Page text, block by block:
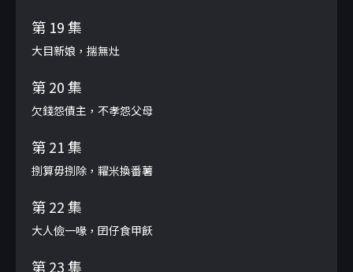
第 19 集
大目新娘，揣無灶
第 20 集
欠錢怨債主，不孝怨父母
第 21 集
捌算毋捌除，糶米換番薯
第 22 集
大人儉一喙，囝仔食甲飫
第 23 集